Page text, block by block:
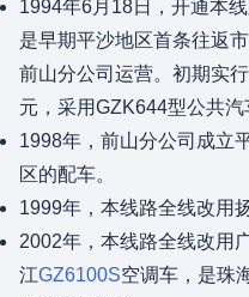
1994年6月18日，开通本
是早期平沙地区首条往返
前山分公司运营。初期实
元，采用GZK644型公共汽
1998年，前山分公司成立
区的配车。
1999年，本线路全线改用
2002年，本线路全线改用
江GZ6100S空调车，是珠